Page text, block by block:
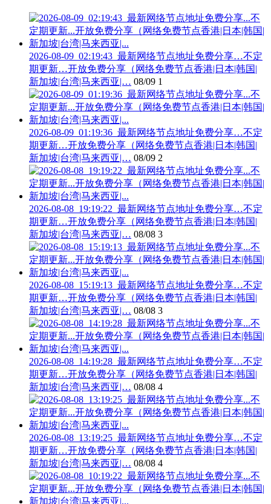
2026-08-09_02:19:43_最新网络节点地址免费分享…不定
期更新…开放免费分享（网络免费节点香港|日本|韩国|
新加坡|台湾|马来西亚|… 08/09 1
2026-08-09_01:19:36_最新网络节点地址免费分享…不定
期更新…开放免费分享（网络免费节点香港|日本|韩国|
新加坡|台湾|马来西亚|… 08/09 2
2026-08-08_19:19:22_最新网络节点地址免费分享…不定
期更新…开放免费分享（网络免费节点香港|日本|韩国|
新加坡|台湾|马来西亚|… 08/08 3
2026-08-08_15:19:13_最新网络节点地址免费分享…不定
期更新…开放免费分享（网络免费节点香港|日本|韩国|
新加坡|台湾|马来西亚|… 08/08 3
2026-08-08_14:19:28_最新网络节点地址免费分享…不定
期更新…开放免费分享（网络免费节点香港|日本|韩国|
新加坡|台湾|马来西亚|… 08/08 4
2026-08-08_13:19:25_最新网络节点地址免费分享…不定
期更新…开放免费分享（网络免费节点香港|日本|韩国|
新加坡|台湾|马来西亚|… 08/08 4